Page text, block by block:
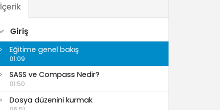
İçerik
Giriş
Eğitime genel bakış
01:09
SASS ve Compass Nedir?
01:50
Dosya düzenini kurmak